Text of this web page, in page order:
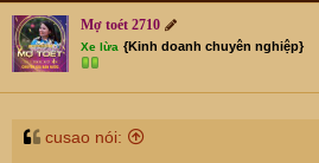
Mợ toét 2710
Xe lừa {Kinh doanh chuyên nghiệp}
cusao nói: